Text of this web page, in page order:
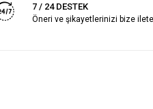
7 / 24 DESTEK
Öneri ve şikayetlerinizi bize